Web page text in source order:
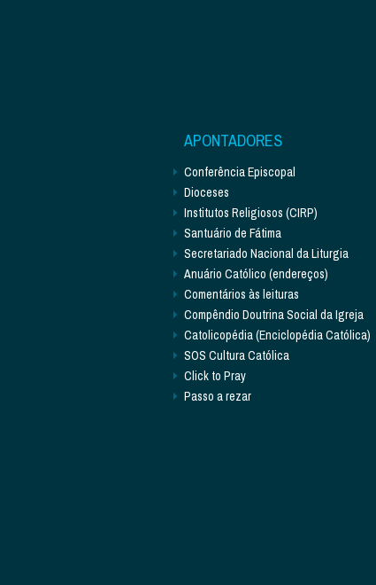
APONTADORES
Conferência Episcopal
Dioceses
Institutos Religiosos (CIRP)
Santuário de Fátima
Secretariado Nacional da Liturgia
Anuário Católico (endereços)
Comentários às leituras
Compêndio Doutrina Social da Igreja
Catolicopédia (Enciclopédia Católica)
SOS Cultura Católica
Click to Pray
Passo a rezar